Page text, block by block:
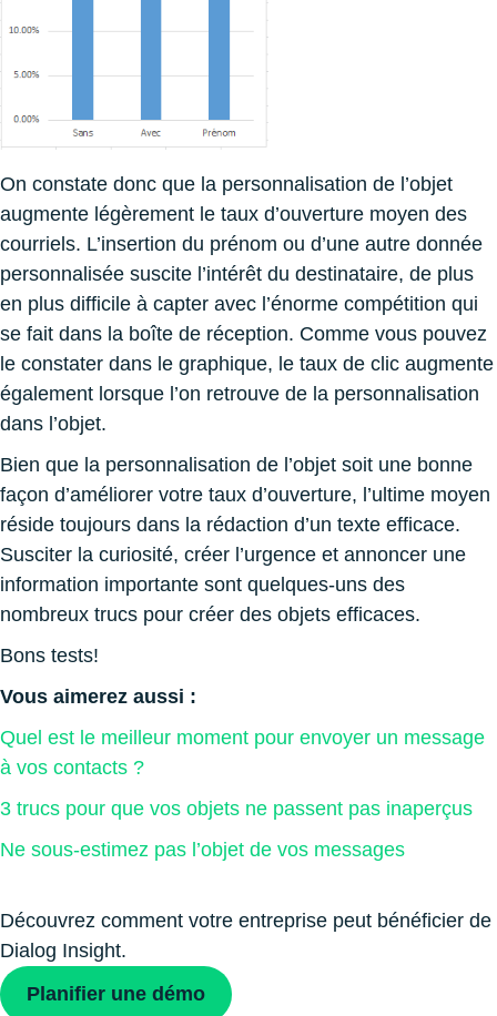
On constate donc que la personnalisation de l’objet
augmente légèrement le taux d’ouverture moyen des
courriels. L’insertion du prénom ou d’une autre donnée
personnalisée suscite l’intérêt du destinataire, de plus
en plus difficile à capter avec l’énorme compétition qui
se fait dans la boîte de réception. Comme vous pouvez
le constater dans le graphique, le taux de clic augmente
également lorsque l’on retrouve de la personnalisation
dans l’objet.
Bien que la personnalisation de l’objet soit une bonne
façon d’améliorer votre taux d’ouverture, l’ultime moyen
réside toujours dans la rédaction d’un texte efficace.
Susciter la curiosité, créer l’urgence et annoncer une
information importante sont quelques-uns des
nombreux trucs pour créer des objets efficaces.
Bons tests!
Vous aimerez aussi :
Quel est le meilleur moment pour envoyer un message
à vos contacts ?
3 trucs pour que vos objets ne passent pas inaperçus
Ne sous-estimez pas l’objet de vos messages
Découvrez comment votre entreprise peut bénéficier de
Dialog Insight.
Planiﬁer une démo